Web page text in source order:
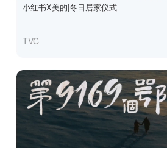
小红书X美的|冬日居家仪式
TVC